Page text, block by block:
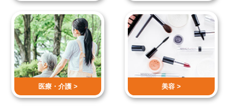
医療・介護 > 美容 >